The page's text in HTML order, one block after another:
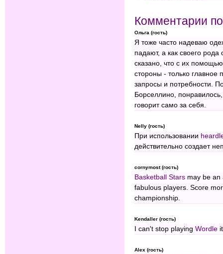
Комментарии
Ольга (гость)
Я тоже часто надеваю
падают, а как своего рода
сказано, что с их
стороны - только
запросы и потребности.
Борселлино, понравилось,
говорит само за себя.
Nelly (гость)
При использовании
действительно создает
cornymost (гость)
Basketball Stars may be an
fabulous players. Score
championship.
Kendaller (гость)
I can't stop playing Wordle
Alex (гость)